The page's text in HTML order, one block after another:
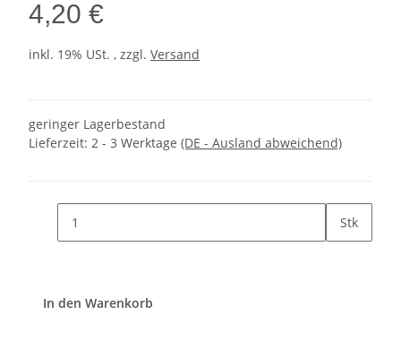
4,20 €
inkl. 19% USt. , zzgl. Versand
geringer Lagerbestand
Lieferzeit: 2 - 3 Werktage (DE - Ausland abweichend)
Stk
In den Warenkorb